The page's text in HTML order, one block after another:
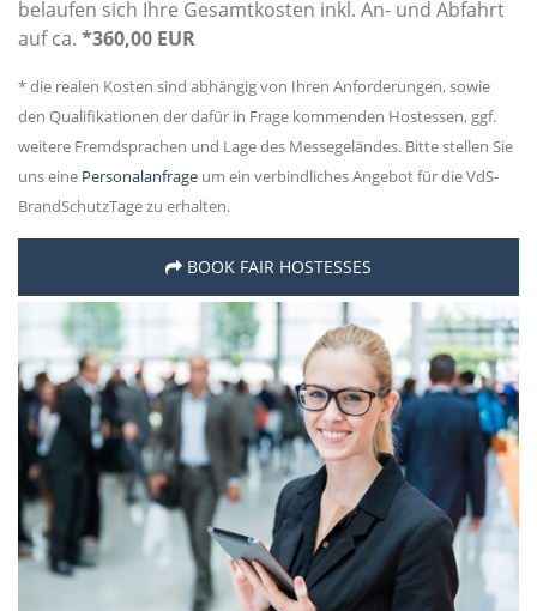
belaufen sich Ihre Gesamtkosten inkl. An- und Abfahrt
auf ca. *360,00 EUR
* die realen Kosten sind abhängig von Ihren Anforderungen, sowie
den Qualifikationen der dafür in Frage kommenden Hostessen, ggf.
weitere Fremdsprachen und Lage des Messegeländes. Bitte stellen Sie
uns eine Personalanfrage um ein verbindliches Angebot für die VdS-
BrandSchutzTage zu erhalten.
BOOK FAIR HOSTESSES